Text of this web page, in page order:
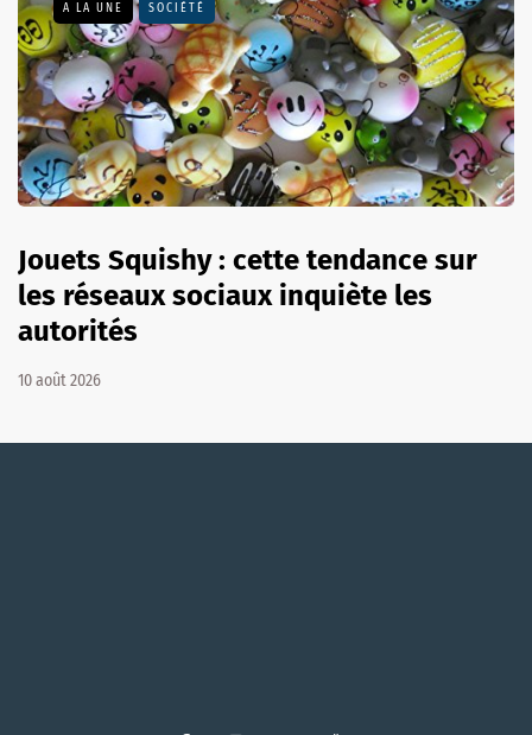
A LA UNE SOCIÉTÉ
Jouets Squishy : cette tendance sur
les réseaux sociaux inquiète les
autorités
10 août 2026